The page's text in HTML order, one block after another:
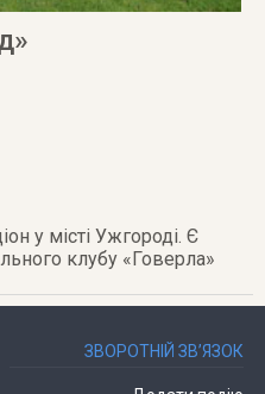
у місті Ужгороді. Є
клубу «Говерла»
ЗВОРОТНІЙ ЗВ’ЯЗОК